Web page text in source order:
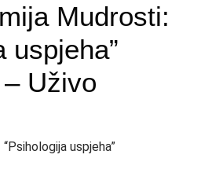
Mudrosti:
uspjeha”
Uživo
uspjeha”